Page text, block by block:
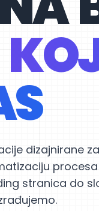
dizajnirane za
stranica do